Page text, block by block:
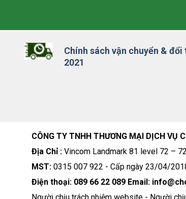
Chính sách vận chuyển & đổi
2021
CÔNG TY TNHH THƯƠNG MẠI DỊCH VỤ
Địa Chỉ : Vincom Landmark 81 level 72 –
MST: 0315 007 922 - Cấp ngày 23/04/
Điện thoại: 089 66 22 089 Email: